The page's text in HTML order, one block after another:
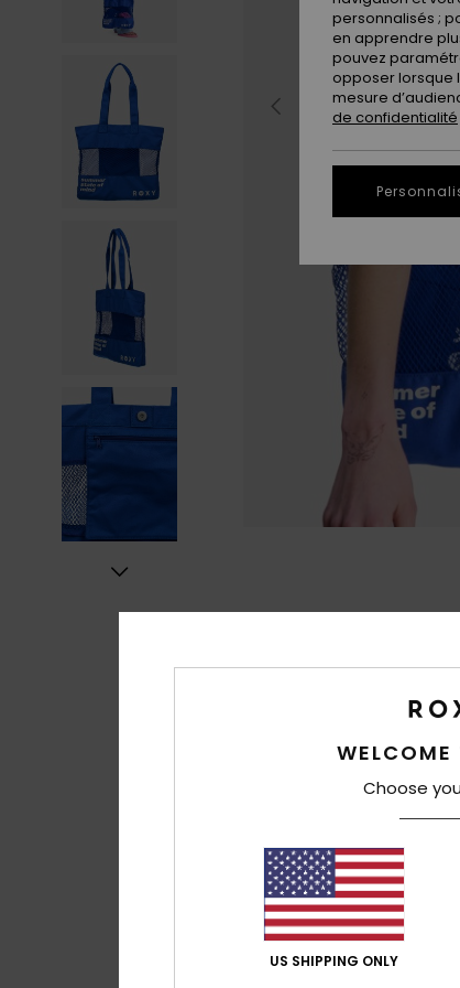
WELCOME
Choose
US SHIPPING ONLY
personnalisés ;
en apprendre
pouvez
opposer lorsque
mesure
de confidentialité